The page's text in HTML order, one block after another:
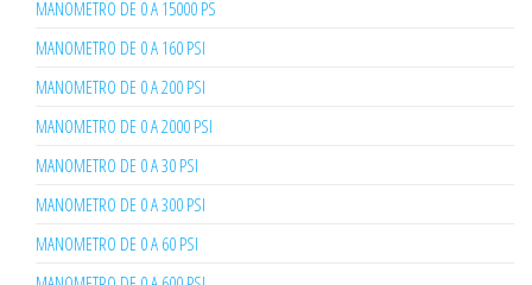
MANOMETRO DE 0 A 15000 PS
MANOMETRO DE 0 A 160 PSI
MANOMETRO DE 0 A 200 PSI
MANOMETRO DE 0 A 2000 PSI
MANOMETRO DE 0 A 30 PSI
MANOMETRO DE 0 A 300 PSI
MANOMETRO DE 0 A 60 PSI